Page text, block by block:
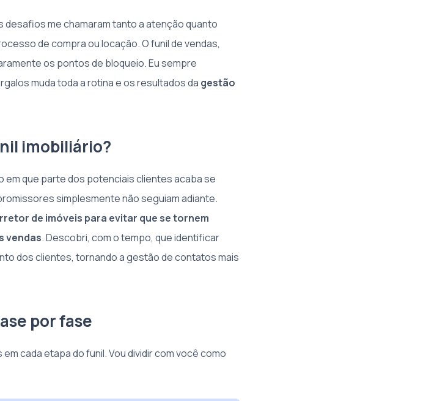
desafios me chamaram tanto a atenção quanto
de compra ou locação. O funil de vendas,
os pontos de bloqueio. Eu sempre
muda toda a rotina e os resultados da gestão
imobiliário?
que parte dos potenciais clientes acaba se
simplesmente não seguiam adiante.
de imóveis para evitar que se tornem
vendas. Descobri, com o tempo, que identificar
dos clientes, tornando a gestão de contatos mais
por fase
cada etapa do funil. Vou dividir com você como